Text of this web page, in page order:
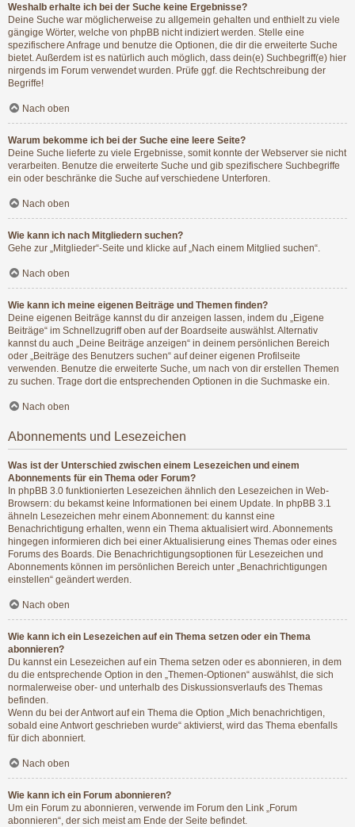
Weshalb erhalte ich bei der Suche keine Ergebnisse?
Deine Suche war möglicherweise zu allgemein gehalten und enthielt zu viele
gängige Wörter, welche von phpBB nicht indiziert werden. Stelle eine
spezifischere Anfrage und benutze die Optionen, die dir die erweiterte Suche
bietet. Außerdem ist es natürlich auch möglich, dass dein(e) Suchbegriff(e) hier
nirgends im Forum verwendet wurden. Prüfe ggf. die Rechtschreibung der
Begriffe!
Nach oben
Warum bekomme ich bei der Suche eine leere Seite?
Deine Suche lieferte zu viele Ergebnisse, somit konnte der Webserver sie nicht
verarbeiten. Benutze die erweiterte Suche und gib spezifischere Suchbegriffe
ein oder beschränke die Suche auf verschiedene Unterforen.
Nach oben
Wie kann ich nach Mitgliedern suchen?
Gehe zur „Mitglieder“-Seite und klicke auf „Nach einem Mitglied suchen“.
Nach oben
Wie kann ich meine eigenen Beiträge und Themen finden?
Deine eigenen Beiträge kannst du dir anzeigen lassen, indem du „Eigene
Beiträge“ im Schnellzugriff oben auf der Boardseite auswählst. Alternativ
kannst du auch „Deine Beiträge anzeigen“ in deinem persönlichen Bereich
oder „Beiträge des Benutzers suchen“ auf deiner eigenen Profilseite
verwenden. Benutze die erweiterte Suche, um nach von dir erstellen Themen
zu suchen. Trage dort die entsprechenden Optionen in die Suchmaske ein.
Nach oben
Abonnements und Lesezeichen
Was ist der Unterschied zwischen einem Lesezeichen und einem
Abonnements für ein Thema oder Forum?
In phpBB 3.0 funktionierten Lesezeichen ähnlich den Lesezeichen in Web-
Browsern: du bekamst keine Informationen bei einem Update. In phpBB 3.1
ähneln Lesezeichen mehr einem Abonnement: du kannst eine
Benachrichtigung erhalten, wenn ein Thema aktualisiert wird. Abonnements
hingegen informieren dich bei einer Aktualisierung eines Themas oder eines
Forums des Boards. Die Benachrichtigungsoptionen für Lesezeichen und
Abonnements können im persönlichen Bereich unter „Benachrichtigungen
einstellen“ geändert werden.
Nach oben
Wie kann ich ein Lesezeichen auf ein Thema setzen oder ein Thema
abonnieren?
Du kannst ein Lesezeichen auf ein Thema setzen oder es abonnieren, in dem
du die entsprechende Option in den „Themen-Optionen“ auswählst, die sich
normalerweise ober- und unterhalb des Diskussionsverlaufs des Themas
befinden.
Wenn du bei der Antwort auf ein Thema die Option „Mich benachrichtigen,
sobald eine Antwort geschrieben wurde“ aktivierst, wird das Thema ebenfalls
für dich abonniert.
Nach oben
Wie kann ich ein Forum abonnieren?
Um ein Forum zu abonnieren, verwende im Forum den Link „Forum
abonnieren“, der sich meist am Ende der Seite befindet.